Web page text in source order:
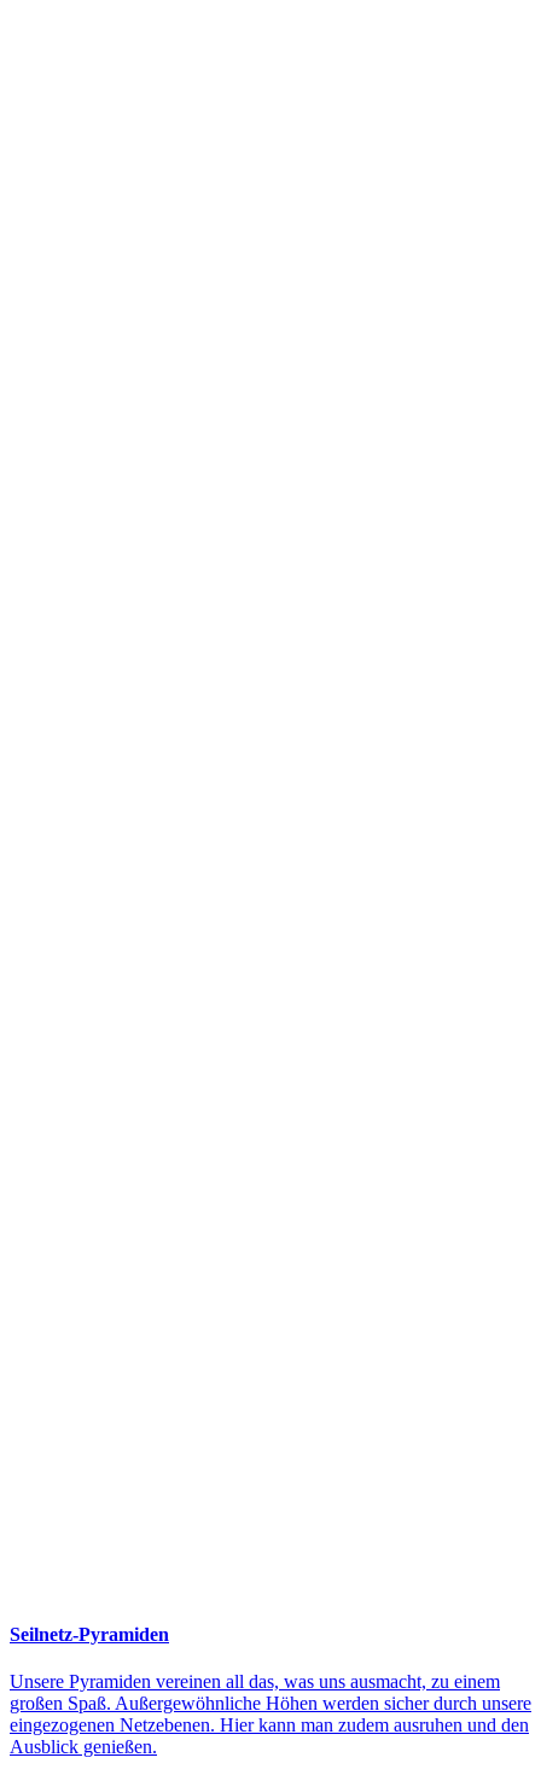
Seilnetz-Pyramiden
Unsere Pyramiden vereinen all das, was uns ausmacht, zu einem
großen Spaß. Außergewöhnliche Höhen werden sicher durch unsere
eingezogenen Netzebenen. Hier kann man zudem ausruhen und den
Ausblick genießen.